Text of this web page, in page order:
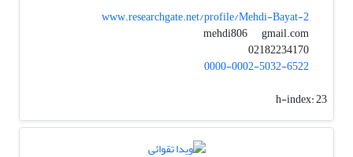
www.researchgate.net/profile/Mehdi-Bayat-2
mehdi806
gmail.com
02182234170
0000-0002-5032-6522
h-index:23